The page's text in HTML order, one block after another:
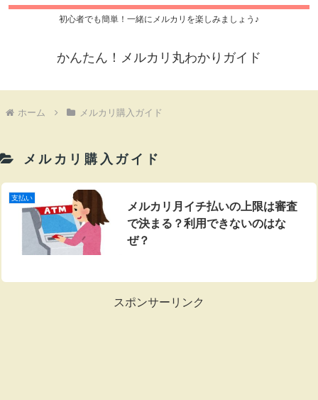
初心者でも簡単！一緒にメルカリを楽しみましょう♪
かんたん！メルカリ丸わかりガイド
ホーム メルカリ購入ガイド
メルカリ購入ガイド
支払い
メルカリ月イチ払いの上限は審査
で決まる？利用できないのはな
ぜ？
スポンサーリンク